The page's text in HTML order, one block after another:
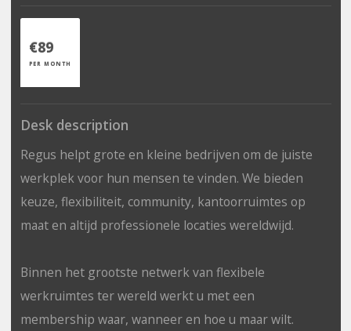
€89
PER MONTH
Desk description
Regus helpt grote en kleine bedrijven om de juiste
werkplek voor hun mensen te vinden. We bieden
keuze, flexibiliteit, community, kantoorruimtes op
maat en altijd professionele locaties wereldwijd.
Binnen het grootste netwerk van flexibele
werkruimtes ter wereld werkt u met een
membership waar, wanneer en hoe u maar wilt.